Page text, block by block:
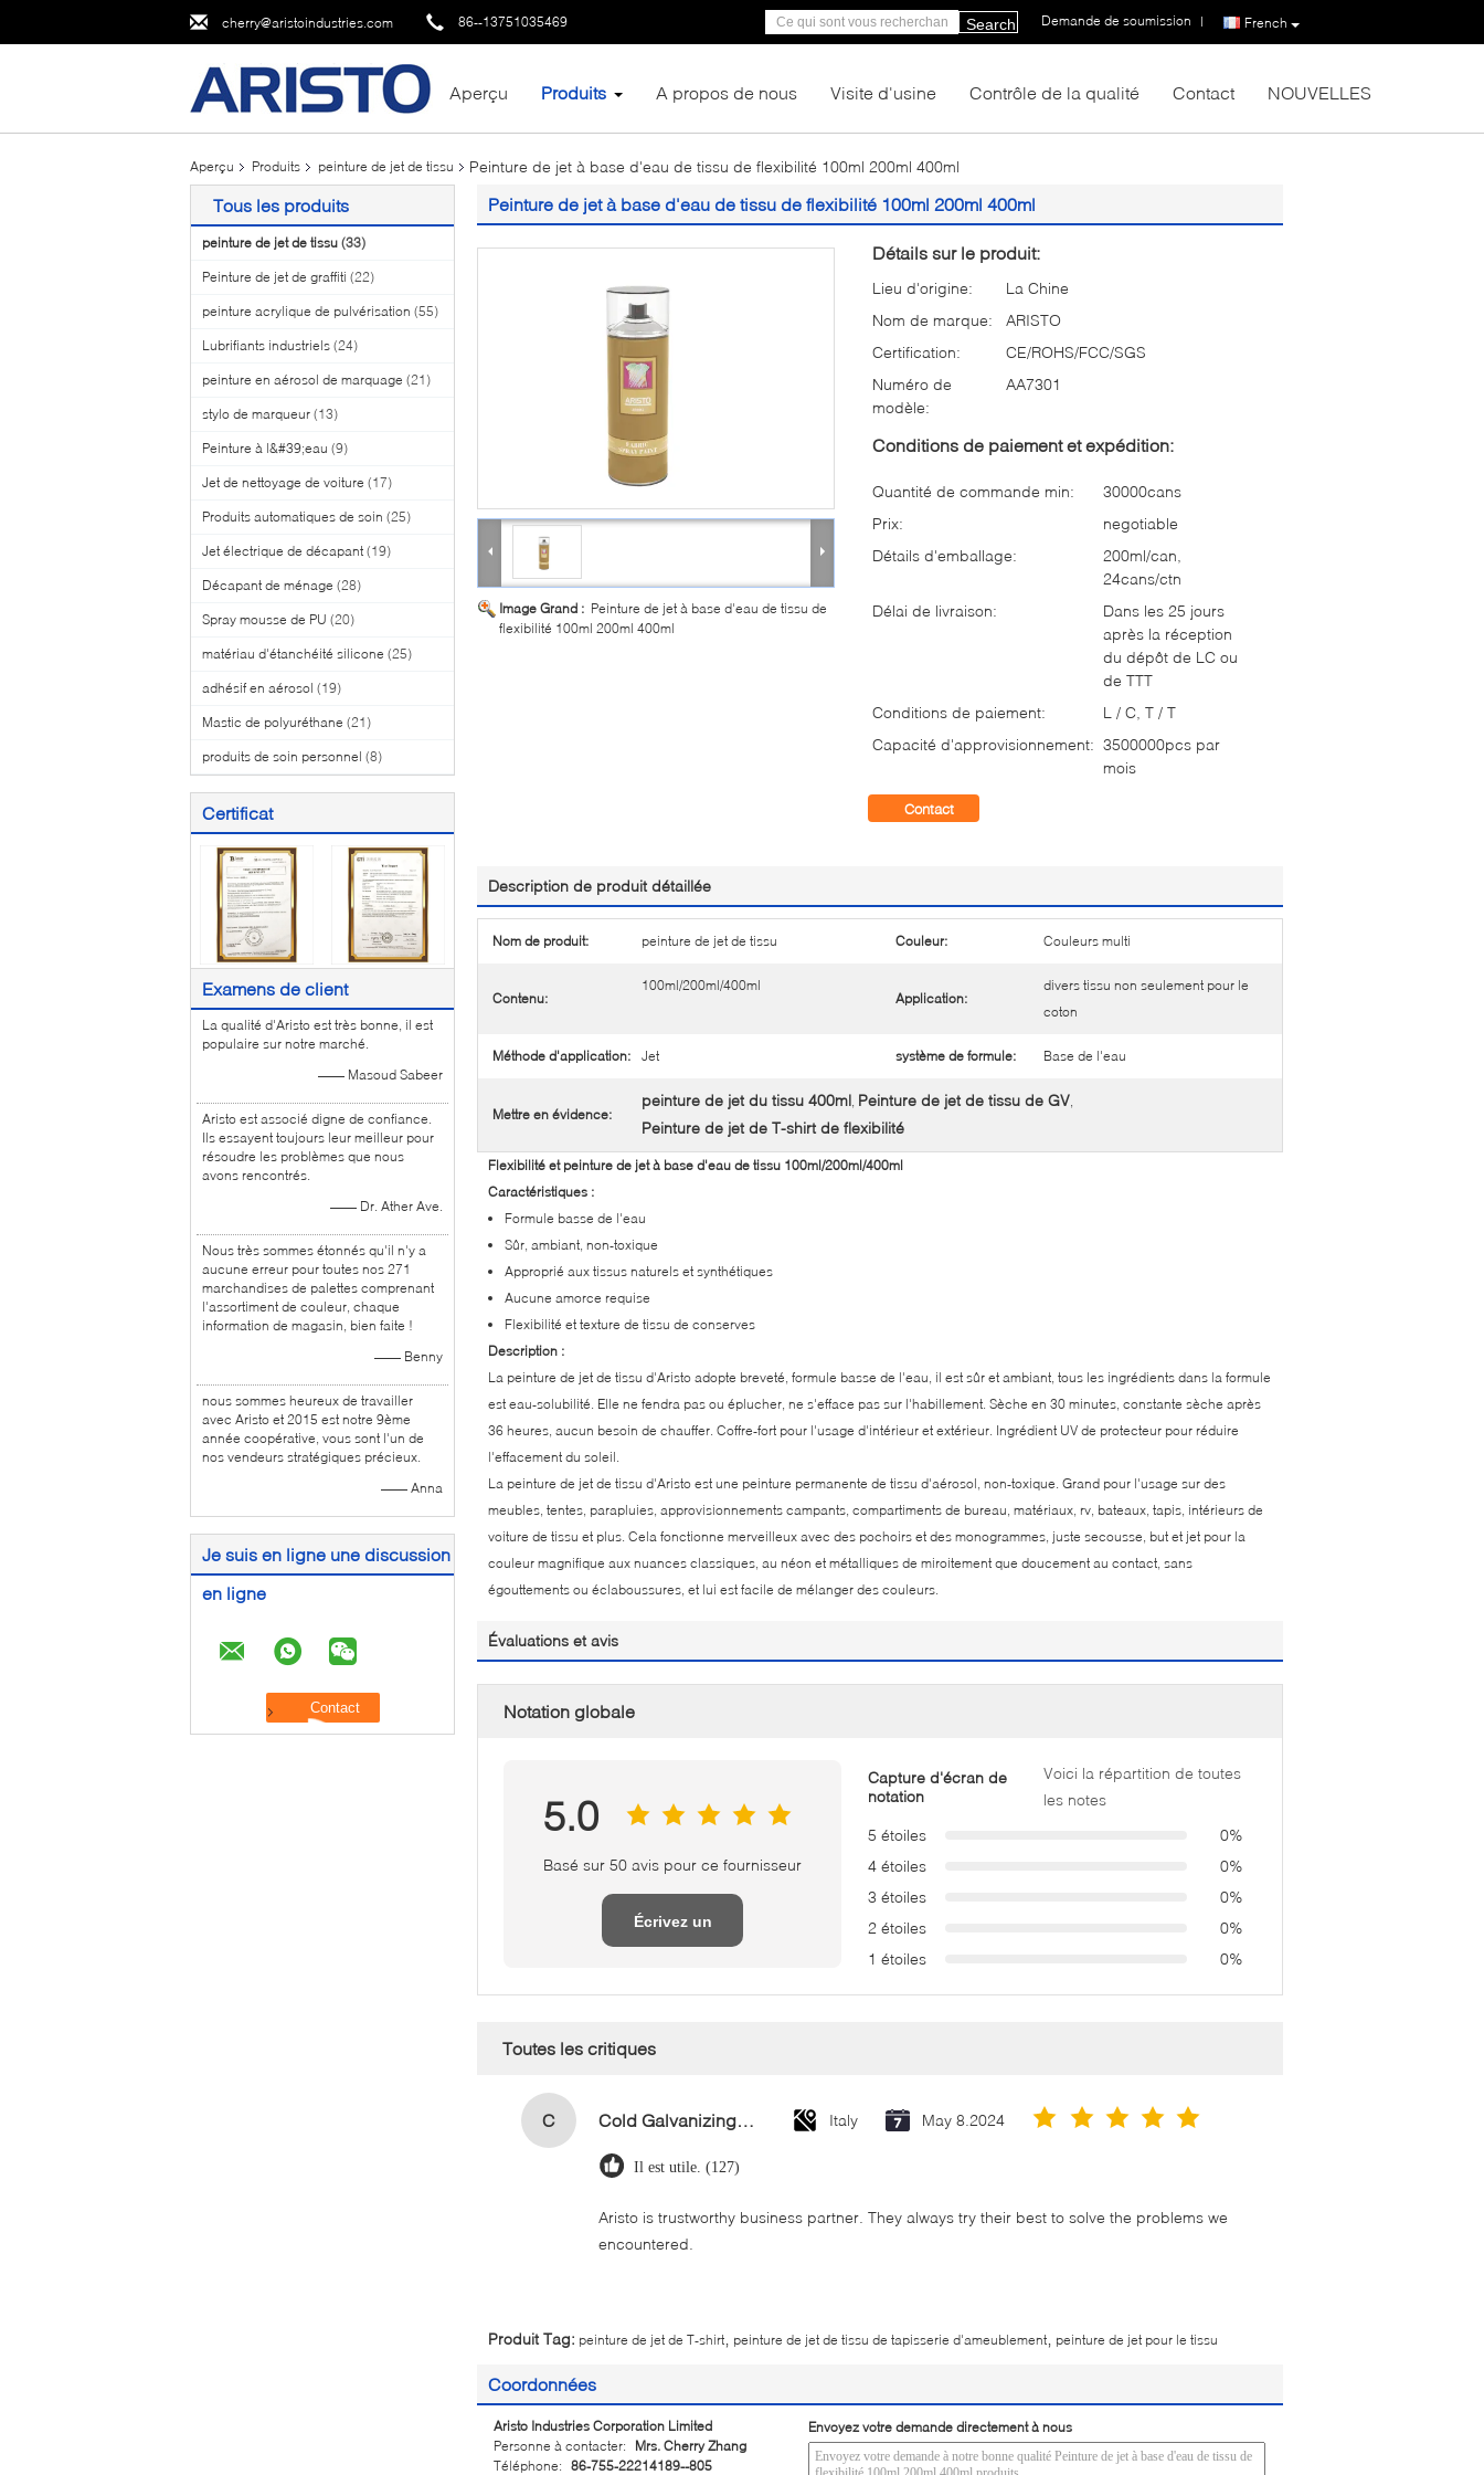
cherry@aristoindustries.com 86--13751035469 French
Demande de soumission |
Search
Aperçu Produits A propos de nous Visite d'usine Contrôle de la qualité Contact NOUVELLES
Aperçu Produits peinture de jet de tissu Peinture de jet à base d'eau de tissu de flexibilité 100ml 200ml 400ml
Tous les produits
peinture de jet de tissu (33)
Peinture de jet de graffiti (22)
peinture acrylique de pulvérisation (55)
Lubrifiants industriels (24)
peinture en aérosol de marquage (21)
stylo de marqueur (13)
Peinture à l&#39;eau (9)
Jet de nettoyage de voiture (17)
Produits automatiques de soin (25)
Jet électrique de décapant (19)
Décapant de ménage (28)
Spray mousse de PU (20)
matériau d'étanchéité silicone (25)
adhésif en aérosol (19)
Mastic de polyuréthane (21)
produits de soin personnel (8)
Certificat
Examens de client
La qualité d'Aristo est très bonne, il est
populaire sur notre marché.
—— Masoud Sabeer
Aristo est associé digne de confiance.
Ils essayent toujours leur meilleur pour
résoudre les problèmes que nous
avons rencontrés.
—— Dr. Ather Ave.
Nous très sommes étonnés qu'il n'y a
aucune erreur pour toutes nos 271
marchandises de palettes comprenant
l'assortiment de couleur, chaque
information de magasin, bien faite !
—— Benny
nous sommes heureux de travailler
avec Aristo et 2015 est notre 9ème
année coopérative, vous sont l'un de
nos vendeurs stratégiques précieux.
—— Anna
Je suis en ligne une discussion
en ligne
Peinture de jet à base d'eau de tissu de flexibilité 100ml 200ml 400ml
Image Grand : Peinture de jet à base d'eau de tissu de
flexibilité 100ml 200ml 400ml
Détails sur le produit:
Lieu d'origine:
La Chine
Nom de marque:
ARISTO
Certification:
CE/ROHS/FCC/SGS
Numéro de
modèle:
AA7301
Conditions de paiement et expédition:
Quantité de commande min:
30000cans
Prix:
negotiable
Détails d'emballage:
200ml/can,
24cans/ctn
Délai de livraison:
Dans les 25 jours
après la réception
du dépôt de LC ou
de TTT
Conditions de paiement:
L / C, T / T
Capacité d'approvisionnement: 3500000pcs par
mois
Contact
Description de produit détaillée
Nom de produit: peinture de jet de tissu Couleur: Couleurs multi
Contenu:
100ml/200ml/400ml
Application:
divers tissu non seulement pour le
coton
Méthode d'application: Jet système de formule: Base de l'eau
Mettre en évidence:
peinture de jet du tissu 400ml, Peinture de jet de tissu de GV,
Peinture de jet de T-shirt de flexibilité
Flexibilité et peinture de jet à base d'eau de tissu 100ml/200ml/400ml
Caractéristiques :
Formule basse de l'eau
Sûr, ambiant, non-toxique
Approprié aux tissus naturels et synthétiques
Aucune amorce requise
Flexibilité et texture de tissu de conserves
Description :
La peinture de jet de tissu d'Aristo adopte breveté, formule basse de l'eau, il est sûr et ambiant, tous les ingrédients dans la formule
est eau-solubilité. Elle ne fendra pas ou éplucher, ne s'efface pas sur l'habillement. Sèche en 30 minutes, constante sèche après
36 heures, aucun besoin de chauffer. Coffre-fort pour l'usage d'intérieur et extérieur. Ingrédient UV de protecteur pour réduire
l'effacement du soleil.
La peinture de jet de tissu d'Aristo est une peinture permanente de tissu d'aérosol, non-toxique. Grand pour l'usage sur des
meubles, tentes, parapluies, approvisionnements campants, compartiments de bureau, matériaux, rv, bateaux, tapis, intérieurs de
voiture de tissu et plus. Cela fonctionne merveilleux avec des pochoirs et des monogrammes, juste secousse, but et jet pour la
couleur magnifique aux nuances classiques, au néon et métalliques de miroitement que doucement au contact, sans
égouttements ou éclaboussures, et lui est facile de mélanger des couleurs.
Évaluations et avis
Notation globale
5.0
Basé sur 50 avis pour ce fournisseur
Écrivez un
Capture d'écran de
notation
Voici la répartition de toutes
les notes
5 étoiles
0%
4 étoiles
0%
3 étoiles
0%
2 étoiles
0%
1 étoiles
0%
Toutes les critiques
C Cold Galvanizing Zinc Spray Paint 400ml Italy May 8.2024
Il est utile. (127)
Aristo is trustworthy business partner. They always try their best to solve the problems we
encountered.
Produit Tag: peinture de jet de T-shirt peinture de jet de tissu de tapisserie d'ameublement peinture de jet pour le tissu
Coordonnées
Aristo Industries Corporation Limited
Personne à contacter:
Mrs. Cherry Zhang
Téléphone: 86-755-22214189--805
Envoyez votre demande directement à nous